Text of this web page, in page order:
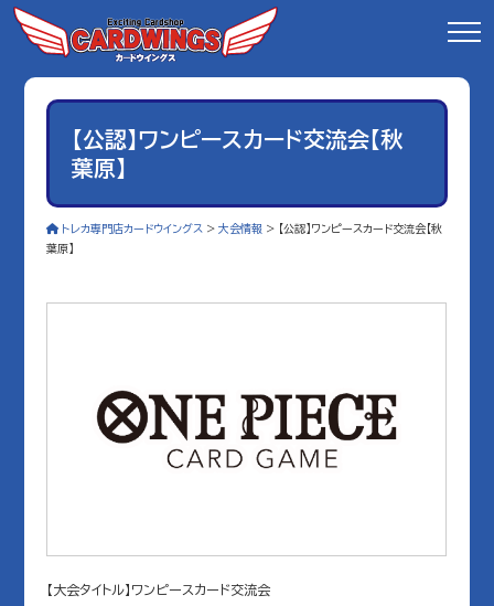
【公認】ワンピースカード交流会【秋
葉原】
トレカ専門店カードウイングス >大会情報 > 【公認】ワンピースカード交流会【秋
葉原】
【大会タイトル】ワンピースカード交流会